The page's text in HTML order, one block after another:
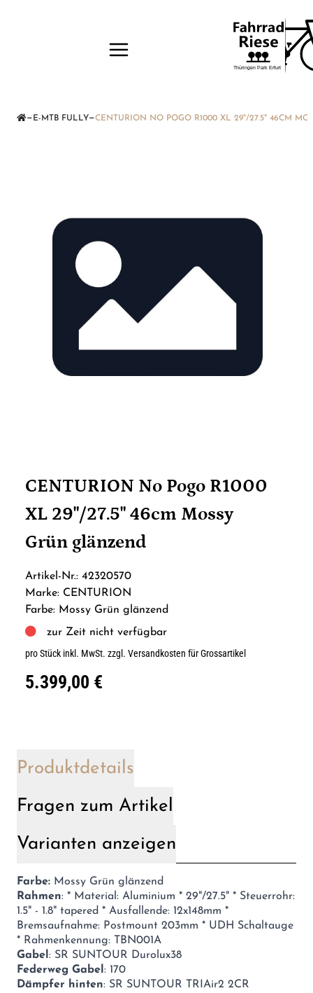
— E-MTB FULLY—CENTURION NO POGO R1000 XL 29"/27.5" 46CM
CENTURION No Pogo R1000
XL 29"/27.5" 46cm Mossy
Grün glänzend
Artikel-Nr.: 42320570
Marke: CENTURION
Farbe: Mossy Grün glänzend
zur Zeit nicht verfügbar
pro Stück inkl. MwSt. zzgl. Versandkosten für Grossartikel
5.399,00 €
Produktdetails
Fragen zum Artikel
Varianten anzeigen
Farbe: Mossy Grün glänzend
Rahmen: * Material: Aluminium * 29"/27.5" * Steuerrohr:
1.5" - 1.8" tapered * Ausfallende: 12x148mm *
Bremsaufnahme: Postmount 203mm * UDH Schaltauge
* Rahmenkennung: TBN001A
Gabel : SR SUNTOUR Durolux38
Federweg Gabel : 170
Dämpfer hinten: SR SUNTOUR TRIAir2 2CR